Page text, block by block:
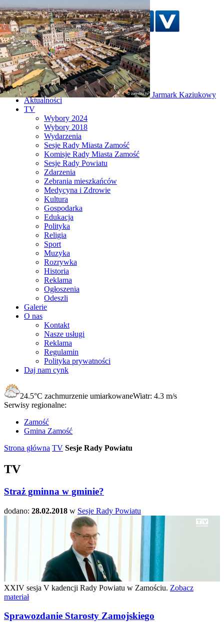
Szukaj w serwisie
Strona główna
Aktualności
TV
Wybory 2024
Wybory 2018
Wydarzenia
Sesje Rady Miasta Zamość
Komisje Rady Miasta Zamość
Sesje Rady Powiatu
Zdarzenia
Zebrania mieszkańców
Medycyna i Zdrowie
Kultura
Gospodarka
Edukacja
Polityka
Religia
Sport
Muzyka
Rozrywka
Historia
Reklama
Ogłoszenia
Odeszli
Galerie
O nas
Kontakt
Nasze usługi
Reklama
Regulamin
Polityka prywatności
Daj nam cynk
24.5°C zachmurzenie umiarkowaneWiatr: 4.3 m/s
Serwisy regionalne:
Zamość
Gmina Zamość
Strona główna TV Sesje Rady Powiatu
TV
Straż gminna w gminie?
dodano: 28.02.2018 w Sesje Rady Powiatu
XXIV sesja V kadencji Rady Powiatu w Zamościu. Zobacz
materiał
Sprawozdanie Starosty Zamojskiego
Jarmark Kaziukowy